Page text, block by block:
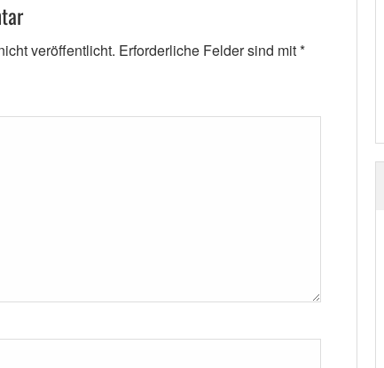
veröffentlicht. Erforderliche Felder sind mit*